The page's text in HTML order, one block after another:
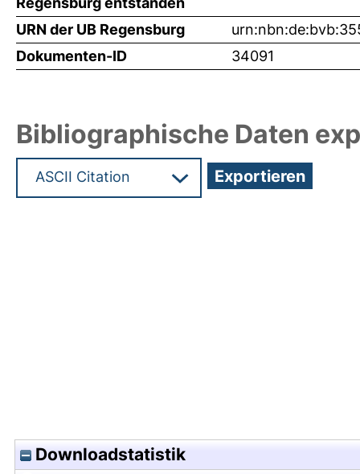
URN der UB Regensburg
Dokumenten-ID
34091
Bibliographische Daten
Downloadstatistik